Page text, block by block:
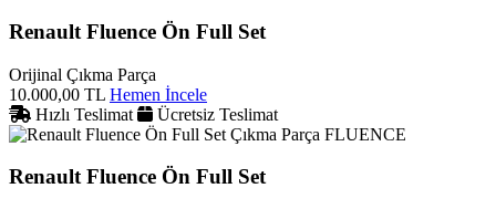
Renault Fluence Ön Full Set
Orijinal Çıkma Parça
10.000,00 TL Hemen İncele
Hızlı Teslimat
Ücretsiz Teslimat
FLUENCE
Renault Fluence Ön Full Set